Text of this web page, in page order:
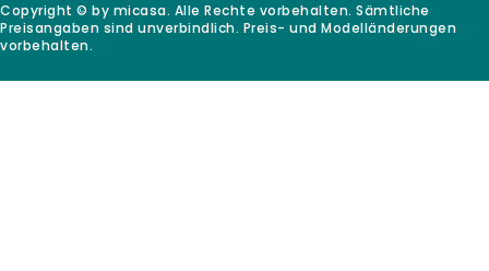
Copyright © by micasa. Alle Rechte vorbehalten. Sämtliche
Preisangaben sind unverbindlich. Preis- und Modelländerungen
vorbehalten.